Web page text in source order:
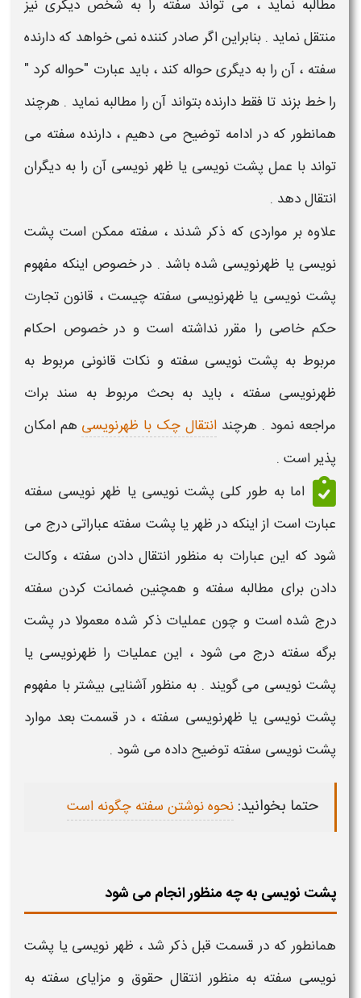
مطالبه نماید ، می تواند سفته را به شخص دیگری نیز
منتقل نماید . بنابراین اگر صادر کننده نمی خواهد که دارنده
سفته ، آن را به دیگری حواله کند ، باید عبارت "حواله کرد "
را خط بزند تا فقط دارنده بتواند آن را مطالبه نماید . هرچند
همانطور که در ادامه توضیح می دهیم ، دارنده سفته می
تواند با عمل پشت نویسی یا ظهر نویسی آن را به دیگران
انتقال دهد .
علاوه بر مواردی که ذکر شدند ، سفته ممکن است پشت
نویسی یا ظهرنویسی شده باشد . در خصوص اینکه مفهوم
پشت نویسی یا ظهرنویسی سفته چیست ، قانون تجارت
حکم خاصی را مقرر نداشته است و در خصوص احکام
مربوط به پشت نویسی سفته و نکات قانونی مربوط به
ظهرنویسی سفته ، باید به بحث مربوط به سند برات
مراجعه نمود . هرچند انتقال چک با ظهرنویسی هم امکان
پذیر است .
اما به طور کلی پشت نویسی یا ظهر نویسی سفته
عبارت است از اینکه درظهر یا پشت سفته عباراتی درج می
شود که این عبارات به منظور انتقال دادن سفته ، وکالت
دادن برای مطالبه سفته و همچنین ضمانت کردن سفته
درج شده است و چون عملیات ذکر شده معمولا در پشت
برگه سفته درج می شود ، این عملیات را ظهرنویسی یا
پشت نویسی می گویند . به منظور آشنایی بیشتر با مفهوم
پشت نویسی یا ظهرنویسی سفته ، در قسمت بعد موارد
پشت نویسی سفته توضیح داده می شود .
حتما بخوانید: نحوه نوشتن سفته چگونه است
پشت نویسی به چه منظور انجام می شود
همانطور که در قسمت قبل ذکر شد ، ظهر نویسی یا پشت
نویسی سفته به منظور انتقال حقوق و مزایای سفته به